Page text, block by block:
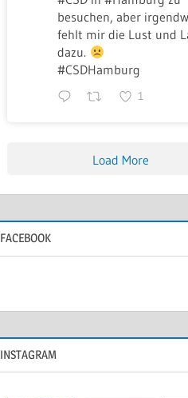
besuchen, aber
fehlt mir die Lust und
dazu.
#CSDHamburg
1
Load More
FACEBOOK
INSTAGRAM